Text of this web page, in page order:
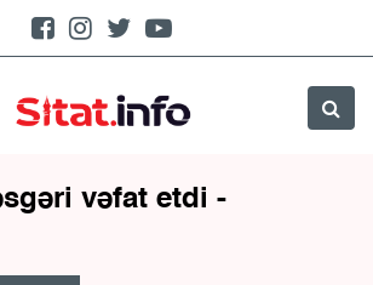
vəfat etdi -